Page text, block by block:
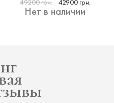
49200 грн. 42900 грн.
Нет в наличии